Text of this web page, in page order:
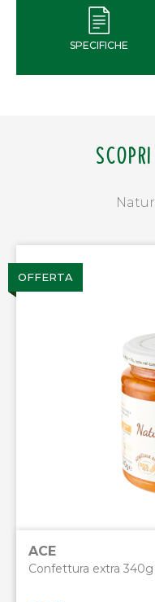
SPECIFICHE
OFFERTA
ACE
Confettura extra 340g